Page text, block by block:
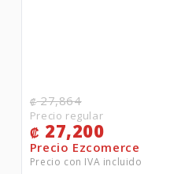
₡27,864
₡ 27,200